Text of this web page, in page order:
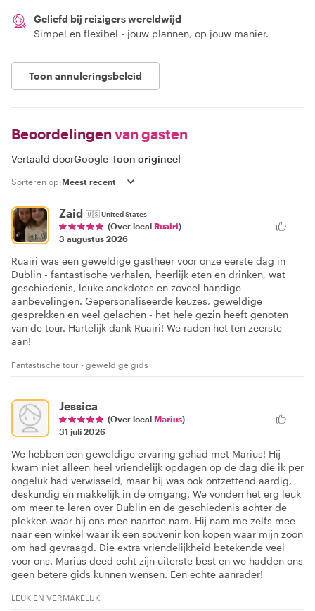
Geliefd bij reizigers wereldwijd
Simpel en flexibel - jouw plannen, op jouw manier.
Toon annuleringsbeleid
Beoordelingen van gasten
Vertaald doorGoogle-Toon origineel
Sorteren op:
Zaid 🇺🇸United States
(Over local Ruairi)
3 augustus 2026
Ruairi was een geweldige gastheer voor onze eerste dag in
Dublin - fantastische verhalen, heerlijk eten en drinken, wat
geschiedenis, leuke anekdotes en zoveel handige
aanbevelingen. Gepersonaliseerde keuzes, geweldige
gesprekken en veel gelachen - het hele gezin heeft genoten
van de tour. Hartelijk dank Ruairi! We raden het ten zeerste
aan!
Fantastische tour - geweldige gids
Jessica
(Over local Marius)
31 juli 2026
We hebben een geweldige ervaring gehad met Marius! Hij
kwam niet alleen heel vriendelijk opdagen op de dag die ik per
ongeluk had verwisseld, maar hij was ook ontzettend aardig,
deskundig en makkelijk in de omgang. We vonden het erg leuk
om meer te leren over Dublin en de geschiedenis achter de
plekken waar hij ons mee naartoe nam. Hij nam me zelfs mee
naar een winkel waar ik een souvenir kon kopen waar mijn zoon
om had gevraagd. Die extra vriendelijkheid betekende veel
voor ons. Marius deed echt zijn uiterste best en we hadden ons
geen betere gids kunnen wensen. Een echte aanrader!
LEUK EN VERMAKELIJK